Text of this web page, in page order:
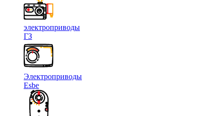
электроприводы
ГЗ
Электроприводы
Esbe